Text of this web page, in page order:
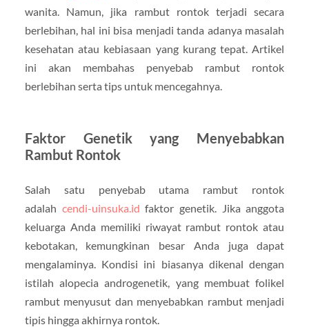
wanita. Namun, jika rambut rontok terjadi secara
berlebihan, hal ini bisa menjadi tanda adanya masalah
kesehatan atau kebiasaan yang kurang tepat. Artikel
ini akan membahas penyebab rambut rontok
berlebihan serta tips untuk mencegahnya.
Faktor Genetik yang Menyebabkan
Rambut Rontok
Salah satu penyebab utama rambut rontok
adalah cendi-uinsuka.id faktor genetik. Jika anggota
keluarga Anda memiliki riwayat rambut rontok atau
kebotakan, kemungkinan besar Anda juga dapat
mengalaminya. Kondisi ini biasanya dikenal dengan
istilah alopecia androgenetik, yang membuat folikel
rambut menyusut dan menyebabkan rambut menjadi
tipis hingga akhirnya rontok.